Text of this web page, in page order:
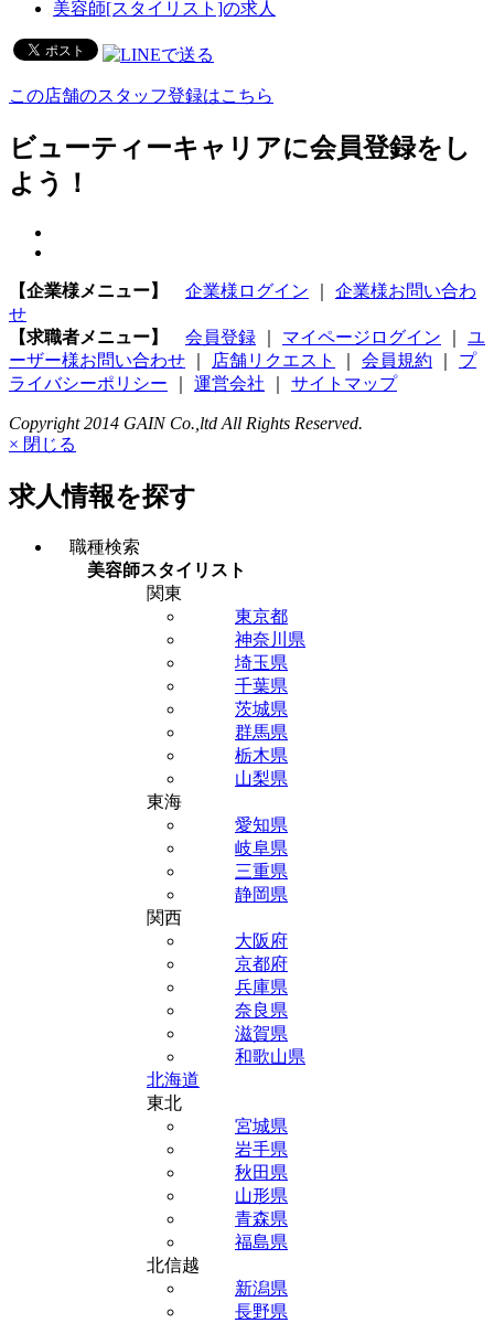
美容師[スタイリスト]の求人
この店舗のスタッフ登録はこちら
ビューティーキャリアに会員登録をし
よう！
【企業様メニュー】 企業様ログイン
企業様お問い合わ
せ
【求職者メニュー】
会員登録 マイページログイン
ユ
ーザー様お問い合わせ
店舗リクエスト 会員規約
プ
ライバシーポリシー
運営会社 サイトマップ
Copyright 2014 GAIN Co.,ltd All Rights Reserved.
× 閉じる
求人情報を探す
職種検索
美容師スタイリスト
関東
東京都
神奈川県
埼玉県
千葉県
茨城県
群馬県
栃木県
山梨県
東海
愛知県
岐阜県
三重県
静岡県
関西
大阪府
京都府
兵庫県
奈良県
滋賀県
和歌山県
北海道
東北
宮城県
岩手県
秋田県
山形県
青森県
福島県
北信越
新潟県
長野県